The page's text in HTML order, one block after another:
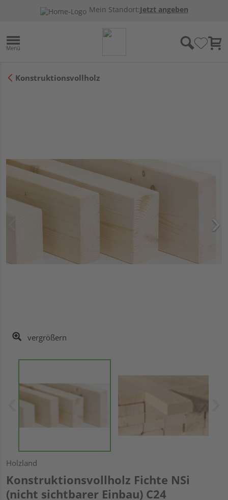
Mein Standort:Jetzt angeben
Konstruktionsvollholz
vergrößern
Holzland
Konstruktionsvollholz Fichte NSi
(nicht sichtbarer Einbau) C24